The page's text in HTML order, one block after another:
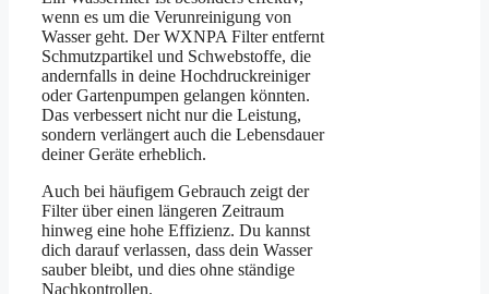
wenn es um die Verunreinigung von
Wasser geht. Der WXNPA Filter entfernt
Schmutzpartikel und Schwebstoffe, die
andernfalls in deine Hochdruckreiniger
oder Gartenpumpen gelangen könnten.
Das verbessert nicht nur die Leistung,
sondern verlängert auch die Lebensdauer
deiner Geräte erheblich.
Auch bei häufigem Gebrauch zeigt der
Filter über einen längeren Zeitraum
hinweg eine hohe Effizienz. Du kannst
dich darauf verlassen, dass dein Wasser
sauber bleibt, und dies ohne ständige
Nachkontrollen.